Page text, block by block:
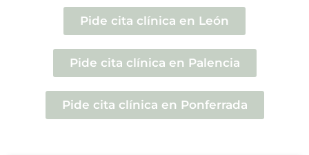
Pide cita clínica en León
Pide cita clínica en Palencia
Pide cita clínica en Ponferrada